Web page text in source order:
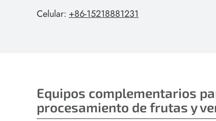
Celular: +86-15218881231
Equipos complementarios
procesamiento de frutas y